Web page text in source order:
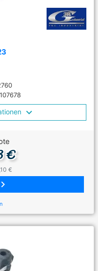
€
€
keyboard_arrow_right